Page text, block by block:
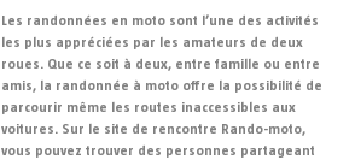
Les randonnées en moto sont l’une des activités
les plus appréciées par les amateurs de deux
roues. Que ce soit à deux, entre famille ou entre
amis, la randonnée à moto offre la possibilité de
parcourir même les routes inaccessibles aux
voitures. Sur le site de rencontre Rando-moto,
vous pouvez trouver des personnes partageant